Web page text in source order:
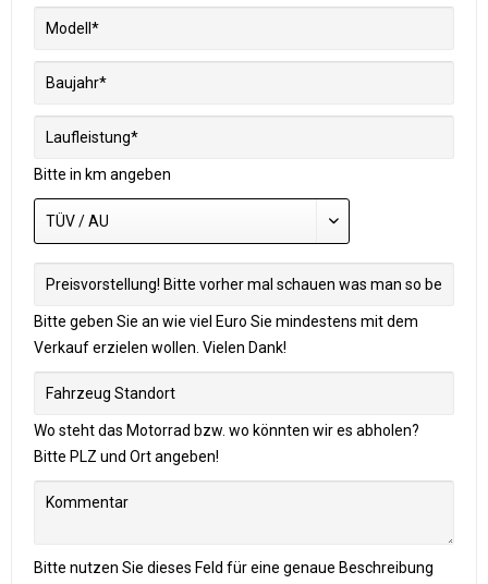
Bitte in km angeben
Bitte geben Sie an wie viel Euro Sie mindestens mit dem
Verkauf erzielen wollen. Vielen Dank!
Wo steht das Motorrad bzw. wo könnten wir es abholen?
Bitte PLZ und Ort angeben!
Bitte nutzen Sie dieses Feld für eine genaue Beschreibung